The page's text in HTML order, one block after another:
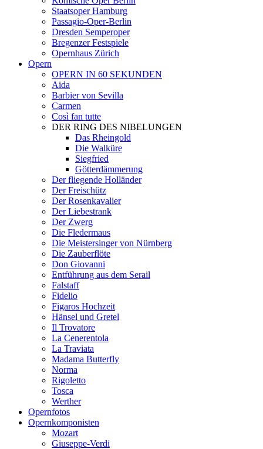
Staatsoper Hamburg
Passagio-Oper-Berlin
Dresden Semperoper
Bregenzer Festspiele
Opernhaus Zürich
Opern
OPERN IN 60 SEKUNDEN
Aida
Barbier von Sevilla
Carmen
Così fan tutte
DER RING DES NIBELUNGEN
Das Rheingold
Die Walküre
Siegfried
Götterdämmerung
Der fliegende Holländer
Der Freischütz
Der Rosenkavalier
Der Liebestrank
Der Zwerg
Die Fledermaus
Die Meistersinger von Nürnberg
Die Zauberflöte
Don Giovanni
Entführung aus dem Serail
Falstaff
Fidelio
Figaros Hochzeit
Hänsel und Gretel
Il Trovatore
La Cenerentola
La Traviata
Madama Butterfly
Norma
Rigoletto
Tosca
Werther
Opernfotos
Opernkomponisten
Mozart
Giuseppe-Verdi